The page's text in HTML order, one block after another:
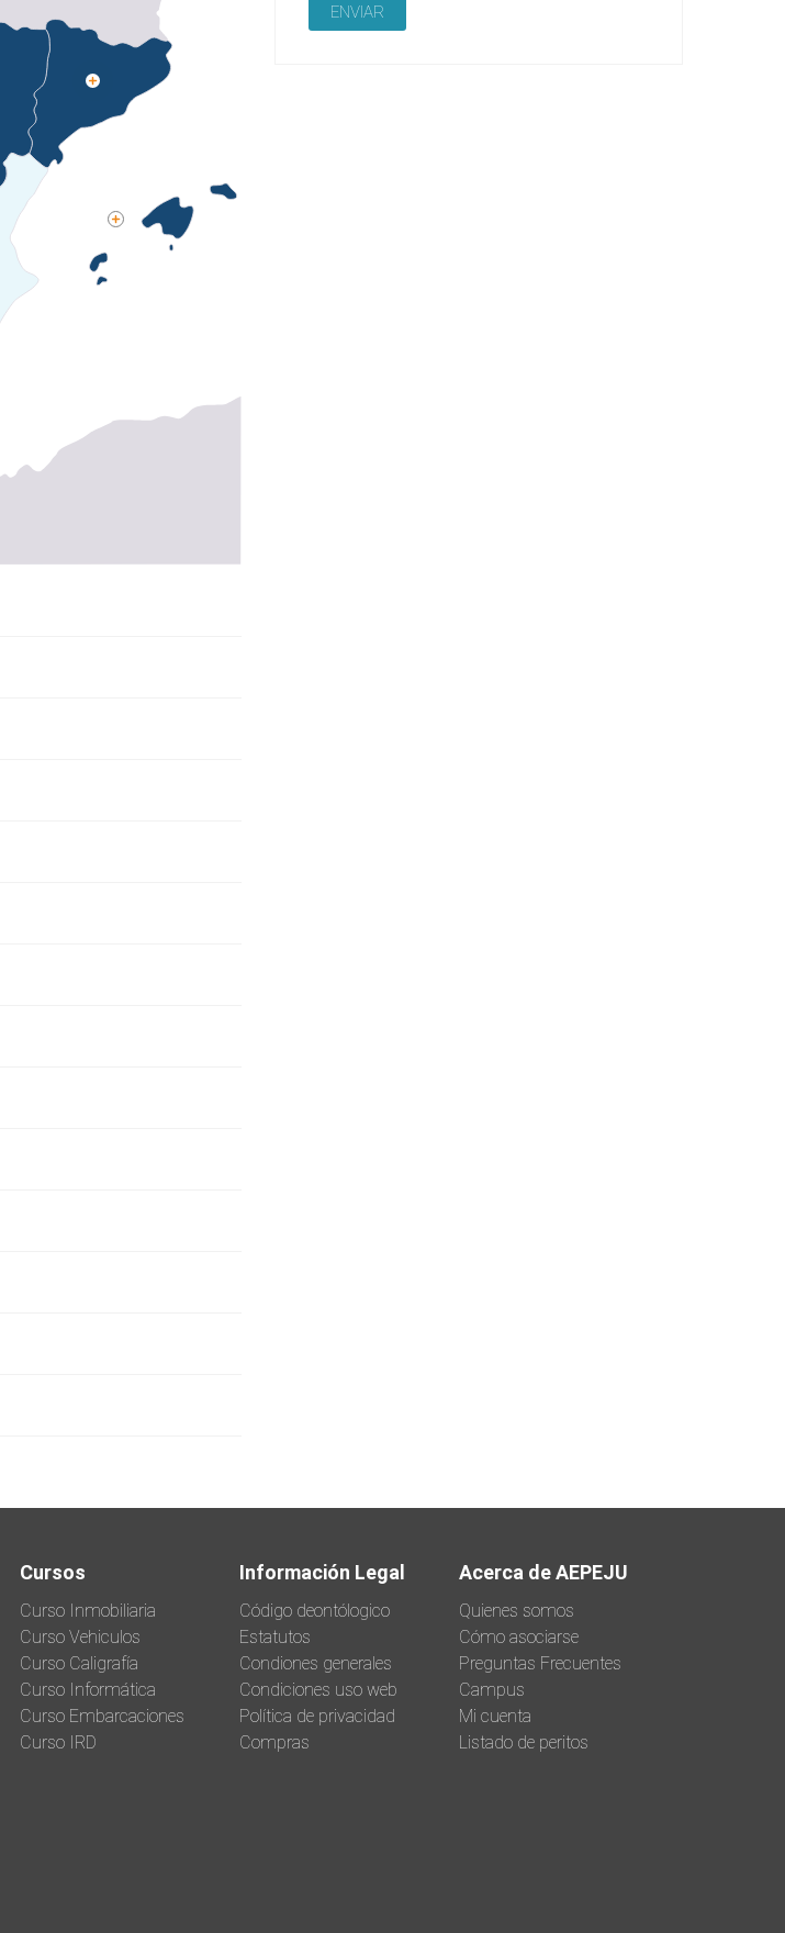
Cursos
Curso Inmobiliaria
Curso Vehiculos
Curso Caligrafía
Curso Informática
Curso Embarcaciones
Curso IRD
Información Legal
Código deontólogico
Estatutos
Condiones generales
Condiciones uso web
Política de privacidad
Compras
Acerca de AEPEJU
Quienes somos
Cómo asociarse
Preguntas Frecuentes
Campus
Mi cuenta
Listado de peritos